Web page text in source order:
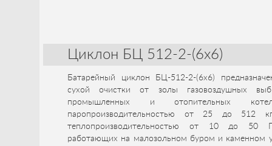
Циклон БЦ 512-2-(6x6)
Батарейный циклон БЦ-512-2-(6x6)
сухой очистки от золы газовоздушных
промышленных и отопительных
паропроизводительностью от 25 до 512
теплопроизводительностью от 10 до 50
работающих на малозольном буром и каменном